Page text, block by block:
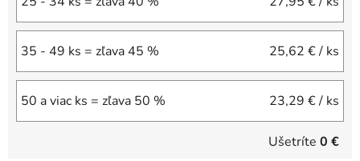
35 - 49 ks = zľava 45 % 25,62 €/ ks
50 a viac ks = zľava 50 % 23,29 €/ ks
Ušetríte 0 €